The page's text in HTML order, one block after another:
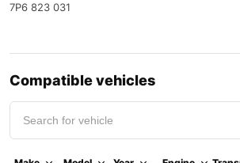
7P6 823 031
Compatible vehicles